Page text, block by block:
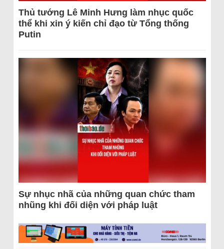
Thủ tướng Lê Minh Hưng làm nhục quốc
thể khi xin ý kiến chỉ đạo từ Tổng thống
Putin
Sự nhục nhã của những quan chức tham
nhũng khi đối diện với pháp luật